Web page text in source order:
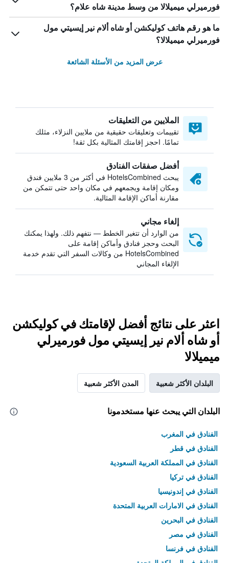
فورميرلي ميميلالا من وسط مدينة شاه علام؟
ما هو رقم هاتف كوليكشن أو شاه ألام نير إيسيتي مول
فورميرلي ميميلالا؟
عرض المزيد من الأسئلة الشائعة
الملايين من التعليقات
تقييمات وتعليقات حقيقية من ملايين النزلاء، مثلك
تمامًا. احجز إقامتك المثالية بكل ثقة!
أفضل صفقات الفنادق
يبحث HotelsCombined في أكثر من 3 ملايين فندق
ومكان إقامة ويجمعهم في مكان واحد حتى تتمكن من
مقارنة أماكن الإقامة المثالية.
إلغاء مجاني
من الوارد أن تتغير الخطط — نتفهم ذلك. ولهذا يمكنك
البحث وحجز فنادق وأماكن إقامة على
HotelsCombined من وكالات السفر التي تقدم خدمة
الإلغاء المجاني
اعثر على نتائج أفضل لإقامتك في كوليكشن
أو شاه ألام نير إيسيتي مول فورميرلي
ميميلالا
البلدان الأكثر شعبية المدن الأكثر شعبية
البلدان التي يبحث عنها مستخدمونا
الفنادق في المغرب
الفنادق في قطر
الفنادق في المملكة العربية السعودية
الفنادق في تركيا
الفنادق في إندونيسيا
الفنادق في الامارات العربية المتحدة
الفنادق في البحرين
الفنادق في مصر
الفنادق في فرنسا